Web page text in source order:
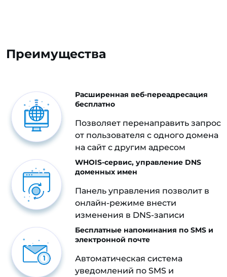
Преимущества
Расширенная веб-переадресация
бесплатно
Позволяет перенаправить запрос
от пользователя с одного домена
на сайт с другим адресом
WHOIS-сервис, управление DNS
доменных имен
Панель управления позволит в
онлайн-режиме внести
изменения в DNS-записи
Бесплатные напоминания по SMS и
электронной почте
Автоматическая система
уведомлений по SMS и